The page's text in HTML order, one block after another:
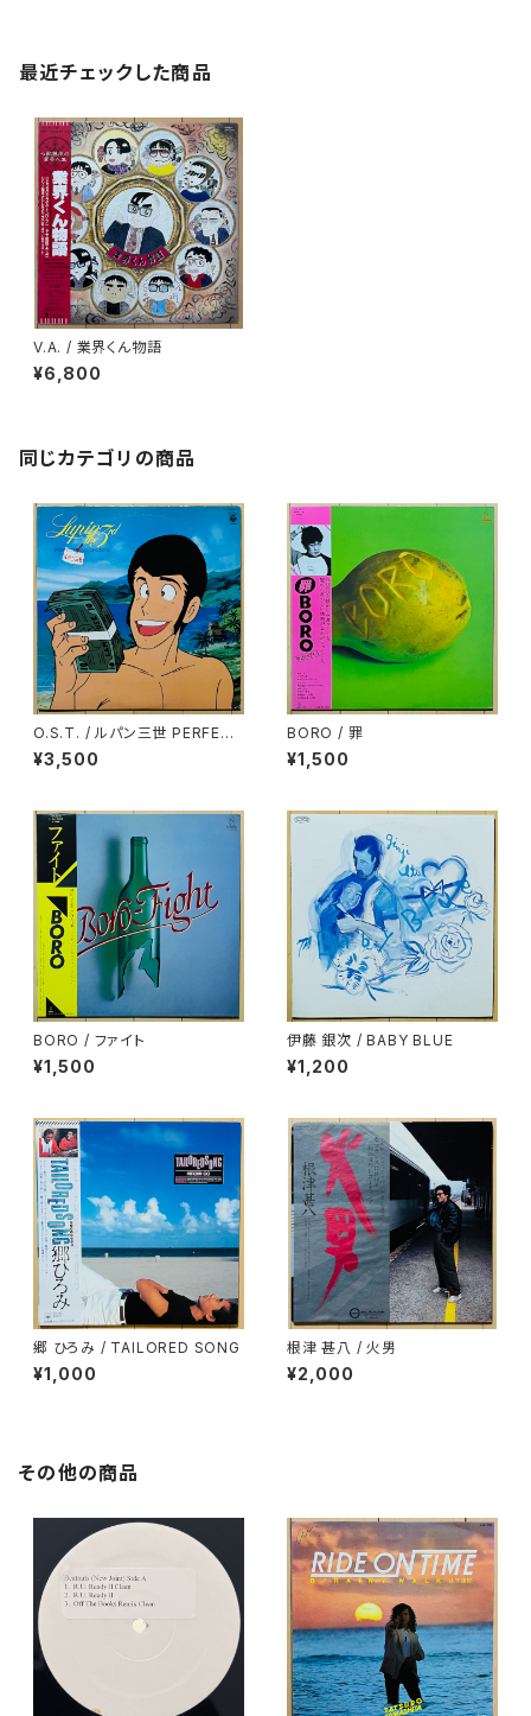
最近チェックした商品
V.A. / 業界くん物語
¥6,800
同じカテゴリの商品
O.S.T. / ルパン三世 PERFECT
COLLECTION
¥3,500
BORO / 罪
¥1,500
BORO / ファイト
¥1,500
伊藤 銀次 / BABY BLUE
¥1,200
郷 ひろみ / TAILORED SONG
¥1,000
根津 甚八 / 火男
¥2,000
その他の商品